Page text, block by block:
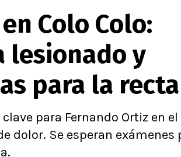
por el mundo
Fútbol Argentino
Fútbol Brasileño
Colo Colo:
lesionado y
para la
para Fernando Ortiz en el
dolor. Se esperan exámenes